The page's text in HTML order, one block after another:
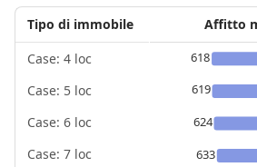
Tipo di immobile
Case: 4 loc
Case: 5 loc
Case: 6 loc
Case: 7 loc
Affitto
618
619
624
633